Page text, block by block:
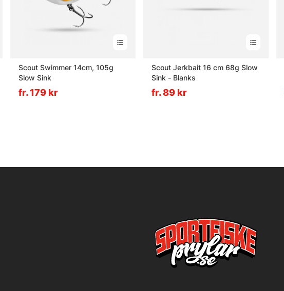
Scout Swimmer 14cm, 105g
Slow Sink
fr. 179 kr
Scout Jerkbait 16 cm 68g Slow
Sink - Blanks
fr. 89 kr